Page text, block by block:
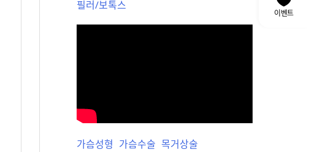
이벤트
필러/보톡스
가슴성형 가슴수술 목거상술